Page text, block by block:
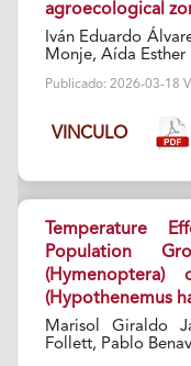
agroecological
Iván Eduardo
Monje, Aída Esther
Publicado: 2026-03-18
VINCULO
Temperature
Population
(Hypothenemus
Marisol Giraldo
Follett, Pablo